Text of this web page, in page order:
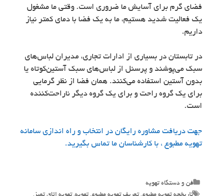
فضای گرم برای آسایش ما ضروری است. وقتی ما مشغول
یک فعالیت شدید هستیم، ما به یک فضا با دمای کمتر نیاز
داریم.
در تابستان در بسیاری از ادارات تجاری، مدیران لباس‌های
سبک می‌پوشند و پرسنل از لباس‌های سبک آستین‌کوتاه یا
بدون آستین استفاده می‌کنند. همان فضا از نظر گرمایی
برای یک گروه راحت و برای یک گروه دیگر ناراحت‌کننده
است.
جهت دریافت مشاوره رایگان در انتخاب و راه اندازی سامانه
تهویه مطبوع ، با کارشناسان ما تماس بگیرید.
Categories
فن و دستگاه تهویه
Tags